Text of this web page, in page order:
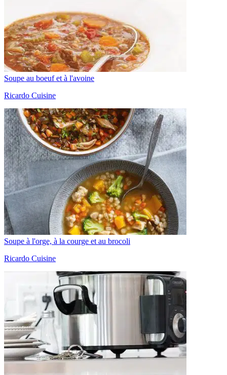
Soupe au boeuf et à l'avoine
Ricardo Cuisine
Soupe à l'orge, à la courge et au brocoli
Ricardo Cuisine